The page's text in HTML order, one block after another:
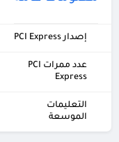
إصدار PCI Express
عدد ممرات PCI
Express
التعليمات
الموسعة